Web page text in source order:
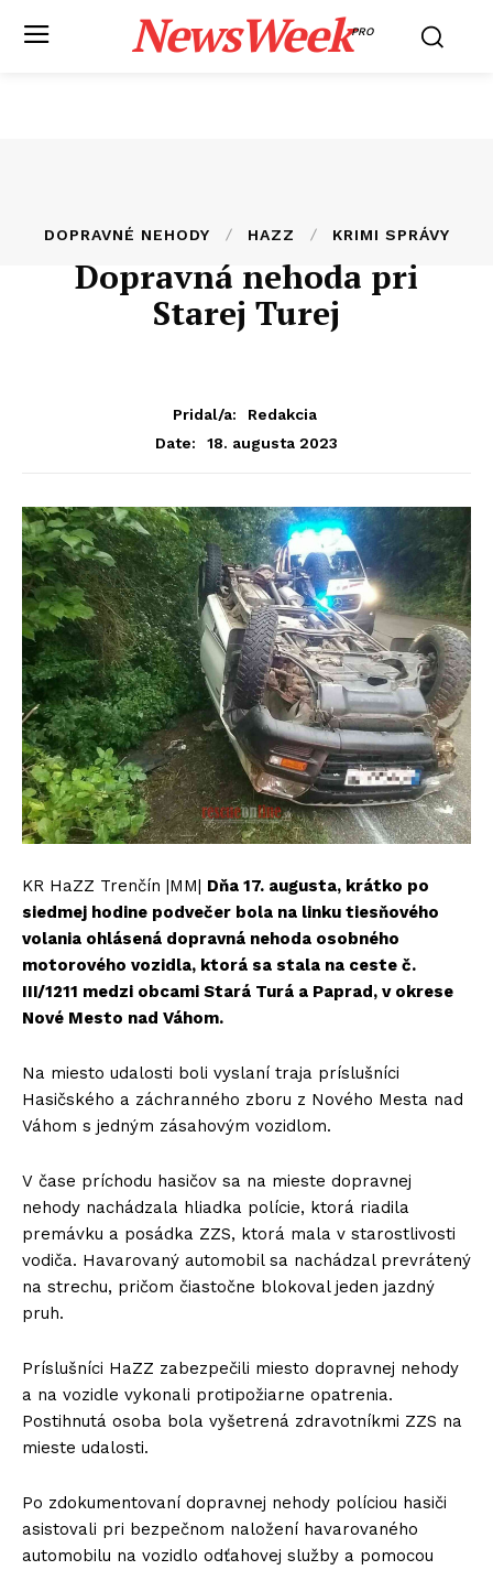
NewsWeekPRO
DOPRAVNÉ NEHODY HAZZ KRIMI SPRÁVY
Dopravná nehoda pri
Starej Turej
Pridal/a:
Redakcia
Date:
18. augusta 2023
KR HaZZ Trenčín |MM| Dňa 17. augusta, krátko po
siedmej hodine podvečer bola na linku tiesňového
volania ohlásená dopravná nehoda osobného
motorového vozidla, ktorá sa stala na ceste č.
III/1211 medzi obcami Stará Turá a Paprad, v okrese
Nové Mesto nad Váhom.
Na miesto udalosti boli vyslaní traja príslušníci
Hasičského a záchranného zboru z Nového Mesta nad
Váhom s jedným zásahovým vozidlom.
V čase príchodu hasičov sa na mieste dopravnej
nehody nachádzala hliadka polície, ktorá riadila
premávku a posádka ZZS, ktorá mala v starostlivosti
vodiča. Havarovaný automobil sa nachádzal prevrátený
na strechu, pričom čiastočne blokoval jeden jazdný
pruh.
Príslušníci HaZZ zabezpečili miesto dopravnej nehody
a na vozidle vykonali protipožiarne opatrenia.
Postihnutá osoba bola vyšetrená zdravotníkmi ZZS na
mieste udalosti.
Po zdokumentovaní dopravnej nehody políciou hasiči
asistovali pri bezpečnom naložení havarovaného
automobilu na vozidlo odťahovej služby a pomocou